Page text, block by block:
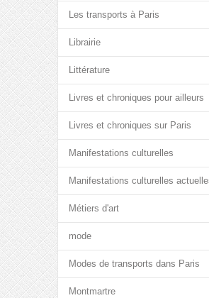
Les transports à Paris
Librairie
Littérature
Livres et chroniques pour ailleurs
Livres et chroniques sur Paris
Manifestations culturelles
Manifestations culturelles
Métiers d'art
mode
Modes de transports dans Paris
Montmartre